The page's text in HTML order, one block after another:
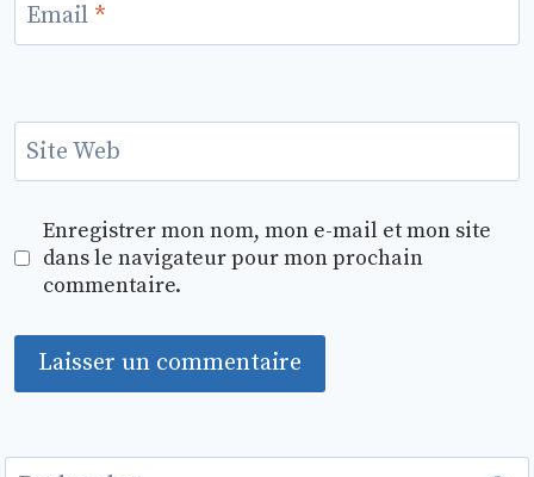
Email *
Site Web
Enregistrer mon nom, mon e-mail et mon site
dans le navigateur pour mon prochain
commentaire.